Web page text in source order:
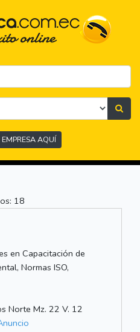
EMPRESA AQUÍ
18
en Capacitación de
Normas ISO,
Norte Mz. 22 V. 12